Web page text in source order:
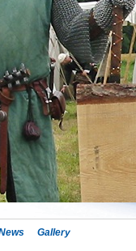
Gallery